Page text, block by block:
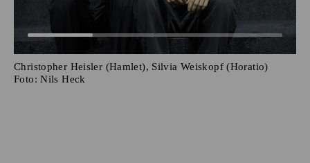
Christopher Heisler (Hamlet), Silvia Weiskopf (Horatio)
Foto: Nils Heck